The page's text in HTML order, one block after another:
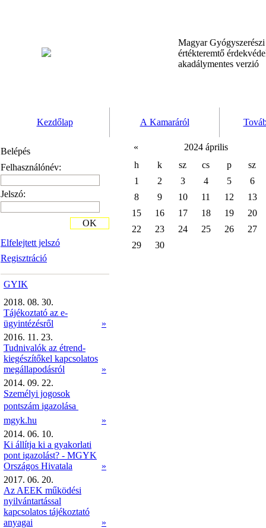
Magyar
értékteremtő
akadálymentes verzió
Kezdőlap A Kamaráról
Belépés
Felhasználónév:
Jelszó:
Elfelejtett jelszó
Regisztráció
OK
GYIK
2018. 08. 30.
Tájékoztató az e-
ügyintézésről
»
2016. 11. 23.
Tudnivalók az étrend-
kiegészítőkel kapcsolatos
megállapodásról
»
2014. 09. 22.
Személyi jogosok
pontszám igazolása 
mgyk.hu
»
2014. 06. 10.
Ki állítja ki a gyakorlati
pont igazolást? - MGYK
Országos Hivatala
»
2017. 06. 20.
Az AEEK működési
nyilvántartással
kapcsolatos tájékoztató
anyagai
»
«
2024 április
h
k sz cs p
sz
1
2 3 4 5
6
8
9 10 11 12
13
15
16 17 18 19
20
22
23 24 25 26
27
29
30